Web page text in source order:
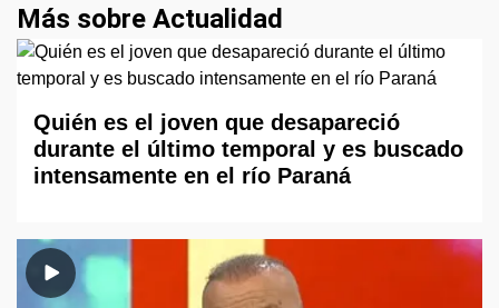
Más sobre Actualidad
Quién es el joven que desapareció
durante el último temporal y es buscado
intensamente en el río Paraná